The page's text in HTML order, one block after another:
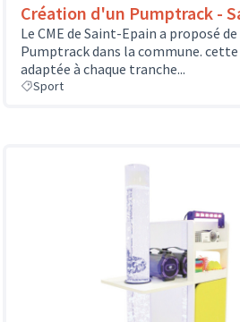
Création d'un Pumptrack -
Le CME de Saint-Epain a proposé
Pumptrack dans la commune.
adaptée à chaque tranche...
Sport